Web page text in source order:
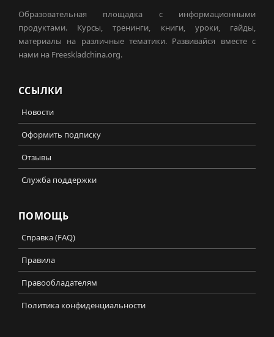
Образовательная площадка с информационными
продуктами. Курсы, тренинги, книги, уроки, гайды,
материалы на различные тематики. Развивайся вместе с
нами на Freeskladchina.org.
ССЫЛКИ
Новости
Оформить подписку
Отзывы
Служба поддержки
ПОМОЩЬ
Справка (FAQ)
Правила
Правообладателям
Политика конфиденциальности